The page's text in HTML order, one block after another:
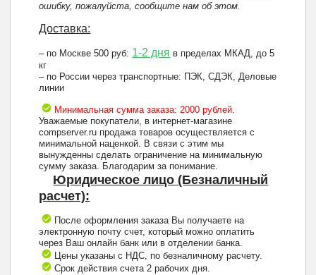
ошибку, пожалуйста, сообщите нам об этом.
Доставка:
– по Москве 500 руб: 1-2 дня в пределах МКАД, до 5
кг
– по России через транспортные: ПЭК, СДЭК, Деловые
линии
Минимальная сумма заказа: 2000 рублей.
Уважаемые покупатели, в интернет-магазине
compserver.ru продажа товаров осуществляется с
минимальной наценкой. В связи с этим мы
вынужденны сделать ограничение на минимальную
сумму заказа. Благодарим за понимание.
Юридическое лицо (Безналичный
расчет):
После оформления заказа Вы получаете на
электронную почту счет, который можно оплатить
через Ваш онлайн банк или в отделении банка.
Цены указаны с НДС, по безналичному расчету.
Срок действия счета 2 рабочих дня.